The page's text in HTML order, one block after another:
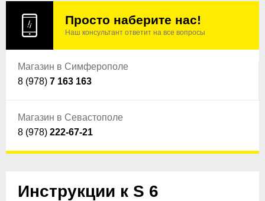
Просто наберите нас!
Наш консультант ответит на все вопросы
Магазин в Симферополе
8 (978) 7 163 163
Магазин в Севастополе
8 (978) 222-67-21
Инструкции к S 6